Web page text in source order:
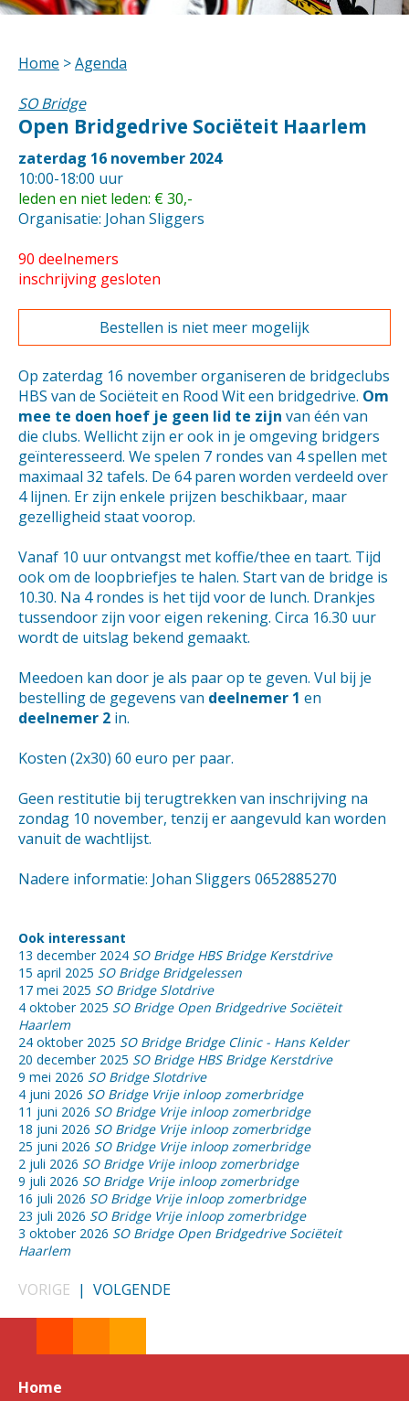
Home >Agenda
SO Bridge
Open Bridgedrive Sociëteit Haarlem
zaterdag 16 november 2024
10:00-18:00 uur
leden en niet leden: € 30,-
Organisatie: Johan Sliggers
90 deelnemers
inschrijving gesloten
Bestellen is niet meer mogelijk
Op zaterdag 16 november organiseren de bridgeclubs
HBS van de Sociëteit en Rood Wit een bridgedrive. Om
mee te doen hoef je geen lid te zijn van één van
die clubs. Wellicht zijn er ook in je omgeving bridgers
geïnteresseerd. We spelen 7 rondes van 4 spellen met
maximaal 32 tafels. De 64 paren worden verdeeld over
4 lijnen. Er zijn enkele prijzen beschikbaar, maar
gezelligheid staat voorop.
Vanaf 10 uur ontvangst met koffie/thee en taart. Tijd
ook om de loopbriefjes te halen. Start van de bridge is
10.30. Na 4 rondes is het tijd voor de lunch. Drankjes
tussendoor zijn voor eigen rekening. Circa 16.30 uur
wordt de uitslag bekend gemaakt.
Meedoen kan door je als paar op te geven. Vul bij je
bestelling de gegevens van deelnemer 1 en
deelnemer 2 in.
Kosten (2x30) 60 euro per paar.
Geen restitutie bij terugtrekken van inschrijving na
zondag 10 november, tenzij er aangevuld kan worden
vanuit de wachtlijst.
Nadere informatie: Johan Sliggers 0652885270
Ook interessant
13 december 2024 SO Bridge HBS Bridge Kerstdrive
15 april 2025 SO Bridge Bridgelessen
17 mei 2025 SO Bridge Slotdrive
4 oktober 2025 SO Bridge Open Bridgedrive Sociëteit
Haarlem
24 oktober 2025 SO Bridge Bridge Clinic - Hans Kelder
20 december 2025 SO Bridge HBS Bridge Kerstdrive
9 mei 2026 SO Bridge Slotdrive
4 juni 2026 SO Bridge Vrije inloop zomerbridge
11 juni 2026 SO Bridge Vrije inloop zomerbridge
18 juni 2026 SO Bridge Vrije inloop zomerbridge
25 juni 2026 SO Bridge Vrije inloop zomerbridge
2 juli 2026 SO Bridge Vrije inloop zomerbridge
9 juli 2026 SO Bridge Vrije inloop zomerbridge
16 juli 2026 SO Bridge Vrije inloop zomerbridge
23 juli 2026 SO Bridge Vrije inloop zomerbridge
3 oktober 2026 SO Bridge Open Bridgedrive Sociëteit
Haarlem
VORIGE | VOLGENDE
Home